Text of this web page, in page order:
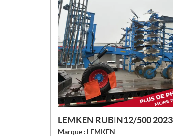
LEMKEN RUBIN12/500 2023
Marque : LEMKEN